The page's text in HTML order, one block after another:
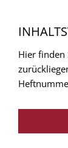
Hier finden